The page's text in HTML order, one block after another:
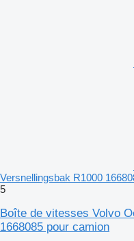
Versnellingsbak R1000
5
Boîte de vitesses Volvo
1668085 pour camion